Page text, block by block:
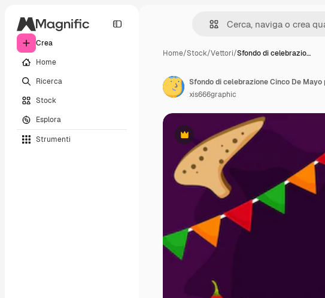
Crea
Home
Ricerca
Stock
Esplora
Strumenti
Home/Stock/Vettori/Sfondo di celebrazio…
Premium
Sfondo di celebrazione Cinco De
xis666graphic